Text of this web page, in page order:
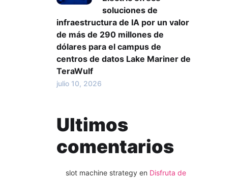
soluciones de
infraestructura de IA por un valor
de más de 290 millones de
dólares para el campus de
centros de datos Lake Mariner de
TeraWulf
julio 10, 2026
Ultimos
comentarios
slot machine strategy en Disfruta de